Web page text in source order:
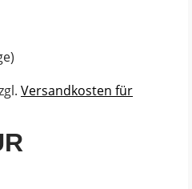
Versandkosten für